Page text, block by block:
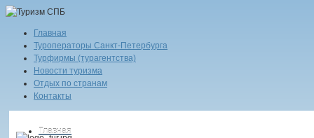
Главная
Туроператоры Санкт-Петербурга
Турфирмы (турагентства)
Новости туризма
Отдых по странам
Контакты
Главная